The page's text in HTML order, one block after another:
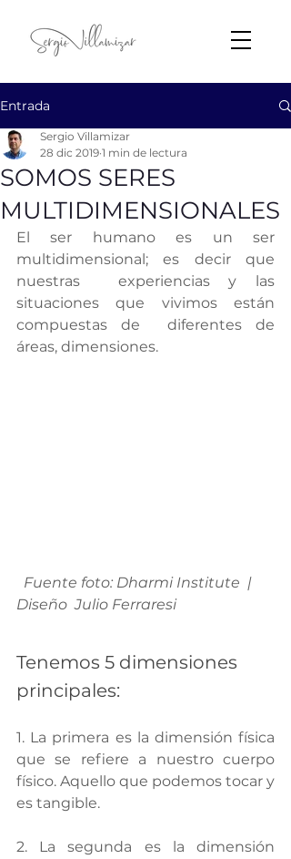
Entrada
SOMOS SERES
MULTIDIMENSIONALES
Sergio Villamizar
28 dic 2019 1 min de lectura
El ser humano es un ser
multidimensional; es decir que
nuestras  experiencias y las
situaciones que vivimos están
compuestas de  diferentes de
áreas, dimensiones.
Fuente foto: Dharmi Institute  |
Diseño  Julio Ferraresi
Tenemos 5 dimensiones
principales:
1. La primera es la dimensión física
que se refiere a nuestro cuerpo
físico. Aquello que podemos tocar y
es tangible.
2. La segunda es la dimensión